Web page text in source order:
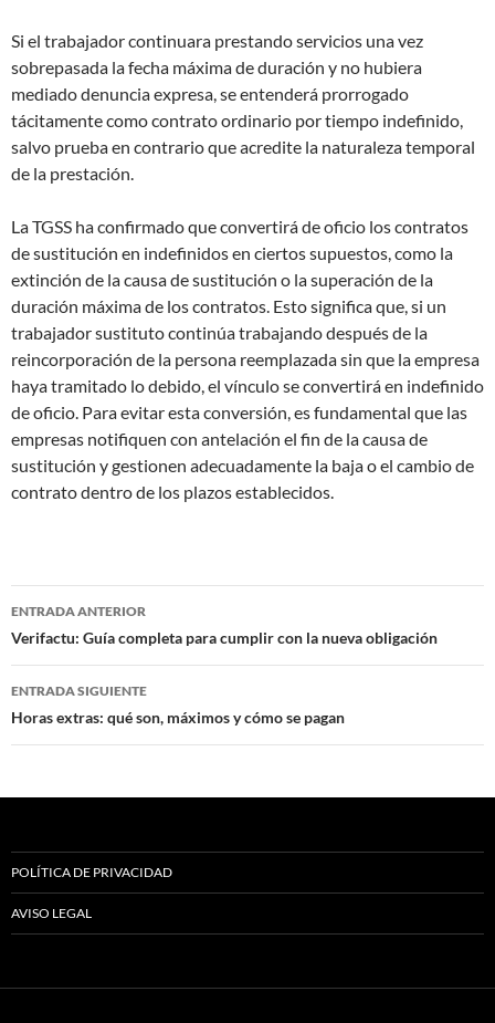
Si el trabajador continuara prestando servicios una vez
sobrepasada la fecha máxima de duración y no hubiera
mediado denuncia expresa, se entenderá prorrogado
tácitamente como contrato ordinario por tiempo indefinido,
salvo prueba en contrario que acredite la naturaleza temporal
de la prestación.
La TGSS ha confirmado que convertirá de oficio los contratos
de sustitución en indefinidos en ciertos supuestos, como la
extinción de la causa de sustitución o la superación de la
duración máxima de los contratos. Esto significa que, si un
trabajador sustituto continúa trabajando después de la
reincorporación de la persona reemplazada sin que la empresa
haya tramitado lo debido, el vínculo se convertirá en indefinido
de oficio. Para evitar esta conversión, es fundamental que las
empresas notifiquen con antelación el fin de la causa de
sustitución y gestionen adecuadamente la baja o el cambio de
contrato dentro de los plazos establecidos.
Navegación
de
entradas
ENTRADA ANTERIOR
Verifactu: Guía completa para cumplir con la nueva obligación
ENTRADA SIGUIENTE
Horas extras: qué son, máximos y cómo se pagan
POLÍTICA DE PRIVACIDAD
AVISO LEGAL